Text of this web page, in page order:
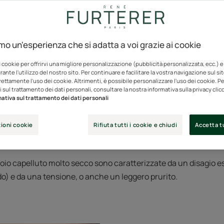
di protezione naturale del cuoio capelluto e dei capelli è
conseguenza, i capelli diventano secchi, opachi, porosi e
i segni di un cuoio
riferisce di avere i capelli secchi. Solo la metà di loro
capelluto (il 17% delle donne riferisce afferma di avere il
capelluto molto secco sono caratterizzate da un disagio
e da una tensione, o anche un leggero prurito.
un'esperienza che si adatta a voi grazie ai cookie
cookie per offrirvi una migliore personalizzazione (pubblicità personalizzata, ecc.)
l'utilizzo del nostro sito. Per continuare e facilitare la vostra navigazione sul
l'uso dei cookie. Altrimenti, è possibile personalizzare l'uso dei cookie.
sul trattamento dei dati personali, consultare la nostra informativa sulla privacy
sul trattamento dei dati personali
cookie Rifiuta tutti i cookie e chiudi Accetta